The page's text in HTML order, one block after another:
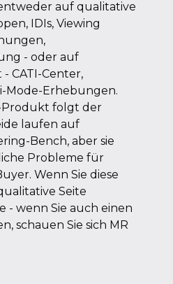
auf qualitative
IDIs, Viewing
- oder auf
CATI-Center,
Mode-Erhebungen.
Produkt folgt der
laufen auf
Bench, aber sie
Probleme für
Wenn Sie diese
Seite
- wenn Sie auch einen
schauen Sie sich MR